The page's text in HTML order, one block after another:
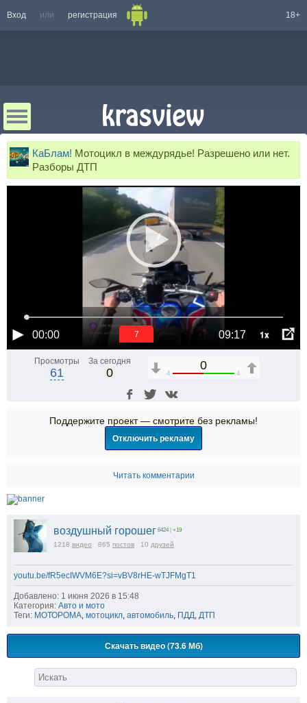
Вход или регистрация 18+
КаБлам! Мотоцикл в междурядье! Разрешено или нет.
Разборы ДТП
00:00 09:17 1x
6
Просмотры
61
За сегодня
0
0
4 4
Поддержите проект — смотрите без рекламы!
Отключить рекламу
Читать комментарии
воздушный горошег 6424 +19
1218 видео 865 постов 10 друзей
youtu.be/fR5ecIWVM6E?si=vBV8rHE-wTJFMgT1
Добавлено: 1 июня 2026 в 15:48
Категория: Авто и мото
Теги: МОТОРОМА, мотоцикл, автомобиль, ПДД, ДТП
Скачать видео (73.6 Мб)